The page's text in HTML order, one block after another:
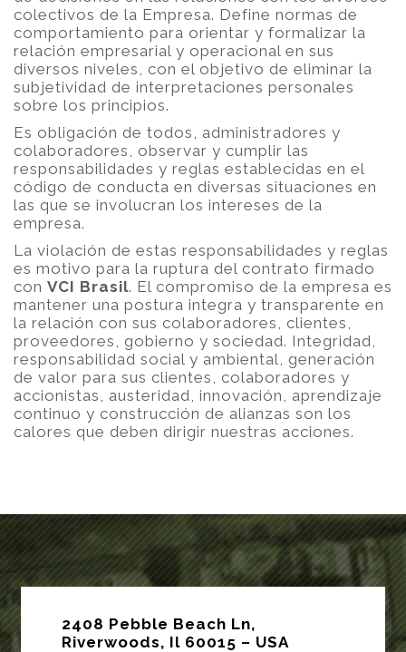
colectivos de la Empresa. Define normas de
comportamiento para orientar y formalizar la
relación empresarial y operacional en sus
diversos niveles, con el objetivo de eliminar la
subjetividad de interpretaciones personales
sobre los principios.
Es obligación de todos, administradores y
colaboradores, observar y cumplir las
responsabilidades y reglas establecidas en el
código de conducta en diversas situaciones en
las que se involucran los intereses de la
empresa.
La violación de estas responsabilidades y reglas
es motivo para la ruptura del contrato firmado
con VCI Brasil. El compromiso de la empresa es
mantener una postura integra y transparente en
la relación con sus colaboradores, clientes,
proveedores, gobierno y sociedad. Integridad,
responsabilidad social y ambiental, generación
de valor para sus clientes, colaboradores y
accionistas, austeridad, innovación, aprendizaje
continuo y construcción de alianzas son los
calores que deben dirigir nuestras acciones.
2408 Pebble Beach Ln,
Riverwoods, Il 60015 – USA